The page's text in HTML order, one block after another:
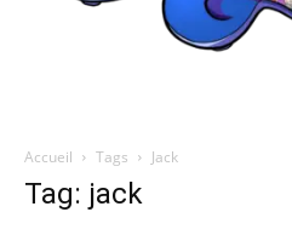
Accueil Tags Jack
Tag: jack